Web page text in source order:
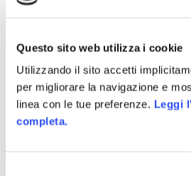
Questo sito web utilizza i cookie
Utilizzando il sito accetti
per migliorare la navigazione e
linea con le tue preferenze. Leggi
completa.